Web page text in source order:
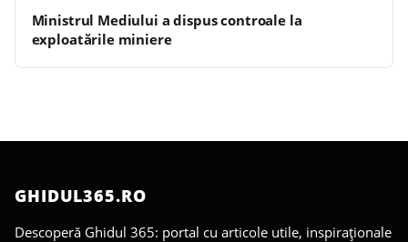
Ministrul Mediului a dispus controale la
exploatările miniere
GHIDUL365.RO
Descoperă Ghidul 365: portal cu articole utile, inspiraționale